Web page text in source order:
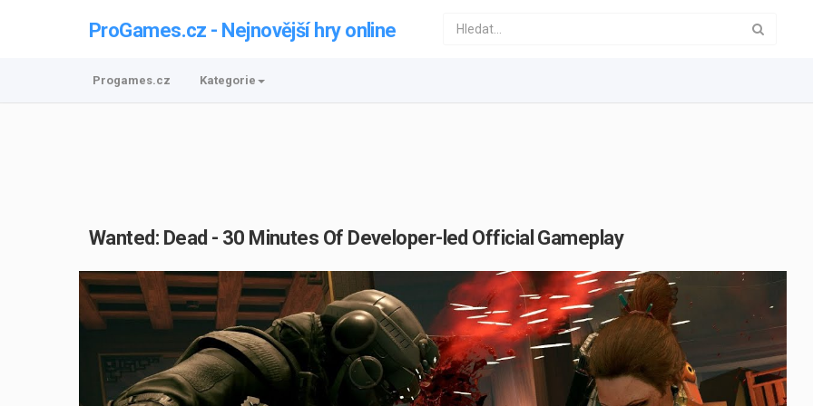
ProGames.cz - Nejnovější hry online
Progames.cz Kategorie
Wanted: Dead - 30 Minutes Of Developer-led Official Gameplay